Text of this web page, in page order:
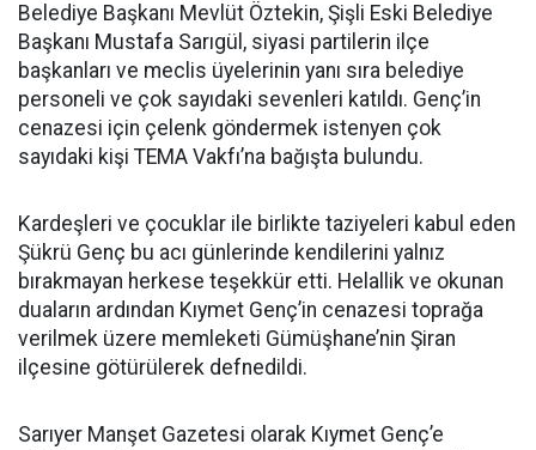
Belediye Başkanı Mevlüt Öztekin, Şişli Eski Belediye
Başkanı Mustafa Sarıgül, siyasi partilerin ilçe
başkanları ve meclis üyelerinin yanı sıra belediye
personeli ve çok sayıdaki sevenleri katıldı. Genç’in
cenazesi için çelenk göndermek istenyen çok
sayıdaki kişi TEMA Vakfı’na bağışta bulundu.
Kardeşleri ve çocuklar ile birlikte taziyeleri kabul eden
Şükrü Genç bu acı günlerinde kendilerini yalnız
bırakmayan herkese teşekkür etti. Helallik ve okunan
duaların ardından Kıymet Genç’in cenazesi toprağa
verilmek üzere memleketi Gümüşhane’nin Şiran
ilçesine götürülerek defnedildi.
Sarıyer Manşet Gazetesi olarak Kıymet Genç’e